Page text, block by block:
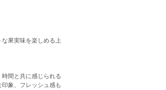
果実味を楽しめる上
間と共に感じられる
象、フレッシュ感も